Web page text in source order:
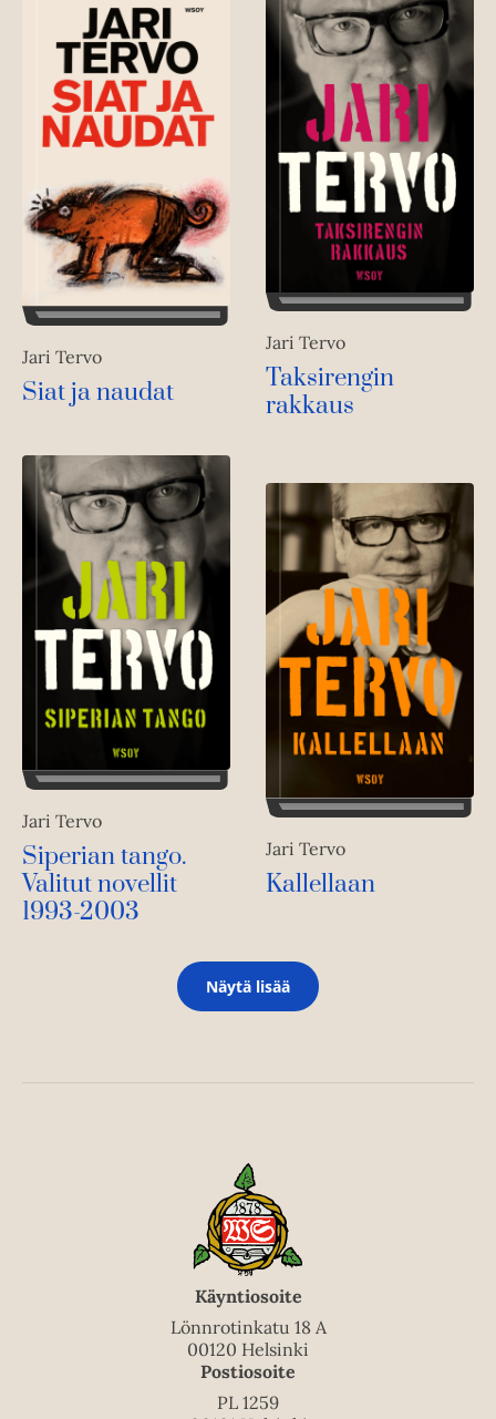
Jari Tervo
Siat ja naudat
Jari Tervo
Taksirengin
rakkaus
Jari Tervo
Siperian tango.
Valitut novellit
1993-2003
Jari Tervo
Kallellaan
Näytä lisää
Käyntiosoite
Lönnrotinkatu 18 A
00120 Helsinki
Postiosoite
PL 1259